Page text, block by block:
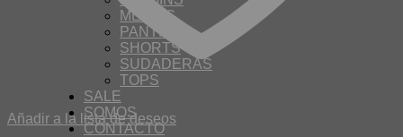
MEDIAS
PANTIES
SHORTS
SUDADERAS
TOPS
SALE
SOMOS
CONTACTO
Añadir a la lista de deseos